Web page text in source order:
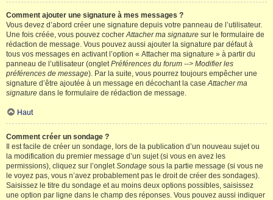
Comment ajouter une signature à mes messages ?
Vous devez d’abord créer une signature depuis votre panneau de l’utilisateur.
Une fois créée, vous pouvez cocherAttacher ma signature sur le formulaire de
rédaction de message. Vous pouvez aussi ajouter la signature par défaut à
tous vos messages en activant l’option « Attacher ma signature » à partir du
panneau de l’utilisateur (ongletPréférences du forum --> Modifier les
préférences de message). Par la suite, vous pourrez toujours empêcher une
signature d’être ajoutée à un message en décochant la caseAttacher ma
signature dans le formulaire de rédaction de message.
Haut
Comment créer un sondage ?
Il est facile de créer un sondage, lors de la publication d’un nouveau sujet ou
la modification du premier message d’un sujet (si vous en avez les
permissions), cliquez sur l’ongletSondage sous la partie message (si vous ne
le voyez pas, vous n’avez probablement pas le droit de créer des sondages).
Saisissez le titre du sondage et au moins deux options possibles, saisissez
une option par ligne dans le champ des réponses. Vous pouvez aussi indiquer